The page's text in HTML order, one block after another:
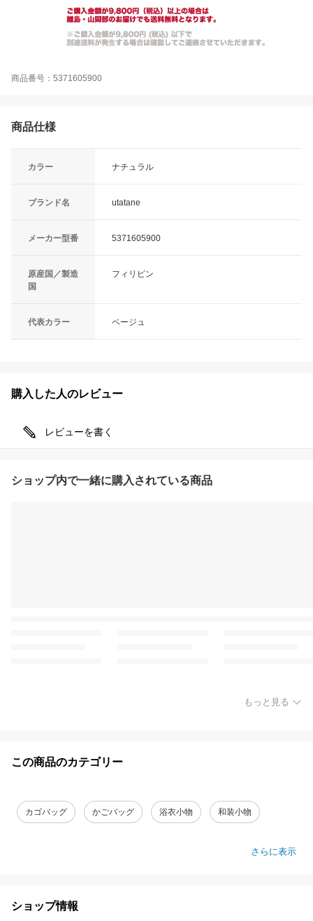
商品番号：5371605900
商品仕様
カラー ナチュラル
ブランド名 utatane
メーカー型番 5371605900
原産国／製造
国
フィリピン
代表カラー ベージュ
購入した人のレビュー
レビューを書く
ショップ内で一緒に購入されている商品
もっと見る
この商品のカテゴリー
カゴバッグ かごバッグ 浴衣小物 和装小物
さらに表示
ショップ情報